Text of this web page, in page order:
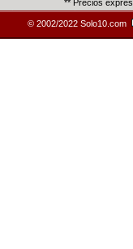
** Precios
© 2002/2022 Solo10.com